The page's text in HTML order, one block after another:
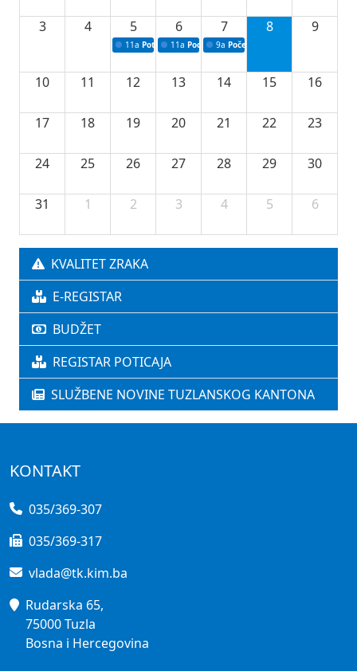
3 4 5
11a Potpisivanje ugovora o stipendijama za
6
11a Podrška razvoju vodne infrastrukture u
7
9a Početak izgradnje nove
8 9
10 11 12 13 14 15 16
17 18 19 20 21 22 23
24 25 26 27 28 29 30
31 1 2 3 4 5 6
KVALITET ZRAKA
E-REGISTAR
BUDŽET
REGISTAR POTICAJA
SLUŽBENE NOVINE TUZLANSKOG KANTONA
KONTAKT
035/369-307
035/369-317
vlada@tk.kim.ba
Rudarska 65,
75000 Tuzla
Bosna i Hercegovina